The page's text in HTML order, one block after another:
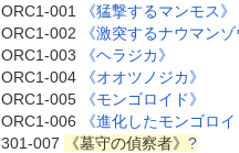
ORC1-001
《猛撃するマンモス》
ORC1-002
《激突するナウマンゾ
ORC1-003
《ヘラジカ》
ORC1-004
《オオツノジカ》
ORC1-005
《モンゴロイド》
ORC1-006
《進化したモンゴロイ
301-007 《墓守の偵察者》 ?